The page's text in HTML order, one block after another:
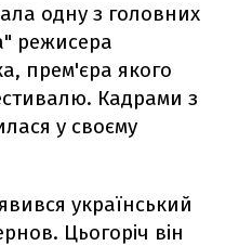
одну з головних
режисера
прем'єра якого
Кадрами з
у своєму
український
Цьогоріч він